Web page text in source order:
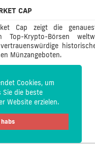
Cookies, um
Sie die beste
Website erzielen.
CAP
Cap zeigt die
Top-Krypto-Börsen
Münzangeboten.